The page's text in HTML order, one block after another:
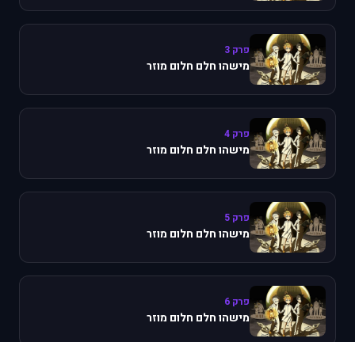
פרק 3
מישהו חלם חלום מוזר
פרק 4
מישהו חלם חלום מוזר
פרק 5
מישהו חלם חלום מוזר
פרק 6
מישהו חלם חלום מוזר